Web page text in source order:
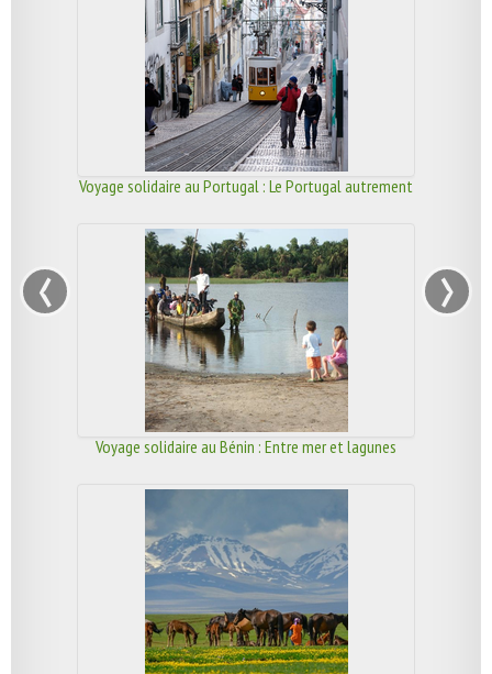
Voyage solidaire au Portugal : Le Portugal autrement
Voyage solidaire au Bénin : Entre mer et lagunes
‹ ›